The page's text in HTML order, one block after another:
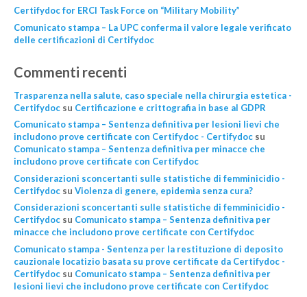
Certifydoc for ERCI Task Force on “Military Mobility”
Comunicato stampa – La UPC conferma il valore legale verificato
delle certificazioni di Certifydoc
Commenti recenti
Trasparenza nella salute, caso speciale nella chirurgia estetica -
Certifydocsu Certificazione e crittografia in base al GDPR
Comunicato stampa – Sentenza definitiva per lesioni lievi che
includono prove certificate con Certifydoc - Certifydocsu
Comunicato stampa – Sentenza definitiva per minacce che
includono prove certificate con Certifydoc
Considerazioni sconcertanti sulle statistiche di femminicidio -
Certifydocsu Violenza di genere, epidemìa senza cura?
Considerazioni sconcertanti sulle statistiche di femminicidio -
Certifydocsu Comunicato stampa – Sentenza definitiva per
minacce che includono prove certificate con Certifydoc
Comunicato stampa - Sentenza per la restituzione di deposito
cauzionale locatizio basata su prove certificate da Certifydoc -
Certifydocsu Comunicato stampa – Sentenza definitiva per
lesioni lievi che includono prove certificate con Certifydoc